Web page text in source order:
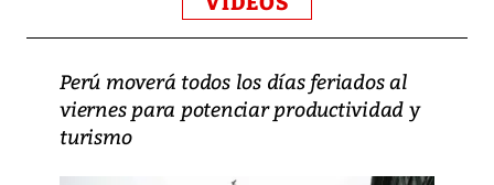
Perú moverá todos los días feriados al
viernes para potenciar productividad y
turismo